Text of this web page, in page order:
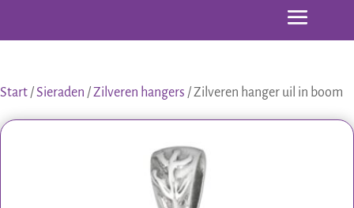
Start /Sieraden /Zilveren hangers / Zilveren hanger uil in boom